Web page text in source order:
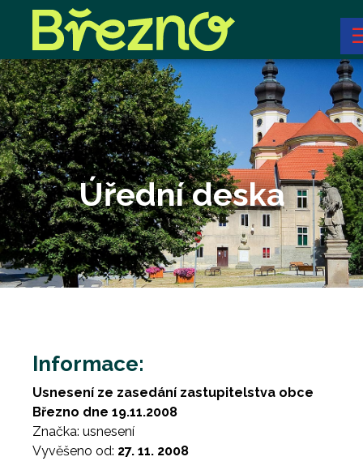
Úřední deska
Informace:
Usnesení ze zasedání zastupitelstva obce
Březno dne 19.11.2008
Značka: usnesení
Vyvěšeno od: 27. 11. 2008